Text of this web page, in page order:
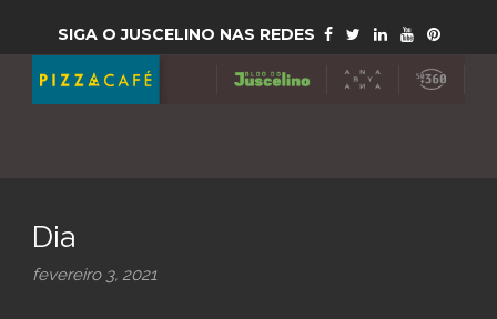
SIGA O JUSCELINO NAS REDES
Dia
fevereiro 3, 2021